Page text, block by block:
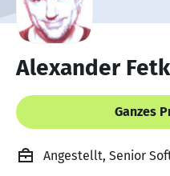
Alexander
Ganzes
Angestellt, Senior